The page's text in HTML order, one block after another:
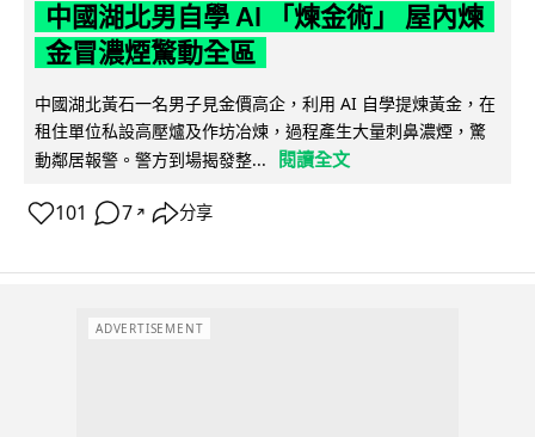
中國湖北男自學 AI 「煉金術」 屋內煉
金冒濃煙驚動全區
中國湖北黃石一名男子見金價高企，利用 AI 自學提煉黃金，在
租住單位私設高壓爐及作坊冶煉，過程產生大量刺鼻濃煙，驚
動鄰居報警。警方到場揭發整...
閱讀全文
101 7 ↗ 分享
ADVERTISEMENT